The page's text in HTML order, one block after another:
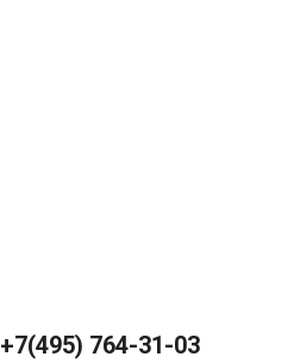
+7(495) 764-31-03